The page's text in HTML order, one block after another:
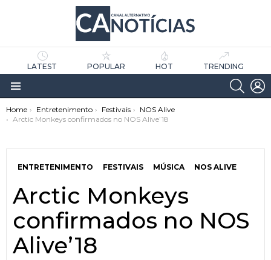
LATEST POPULAR HOT TRENDING
Menu
You are here:
Home Entretenimento Festivais
NOS Alive
Arctic Monkeys confirmados no NOS Alive’18
ENTRETENIMENTO FESTIVAIS MÚSICA NOS ALIVE
Arctic Monkeys
confirmados no NOS
Alive’18